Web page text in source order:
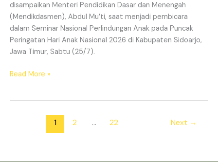
disampaikan Menteri Pendidikan Dasar dan Menengah
(Mendikdasmen), Abdul Mu’ti, saat menjadi pembicara
dalam Seminar Nasional Perlindungan Anak pada Puncak
Peringatan Hari Anak Nasional 2026 di Kabupaten Sidoarjo,
Jawa Timur, Sabtu (25/7).
Read More »
1 2 … 22 Next →